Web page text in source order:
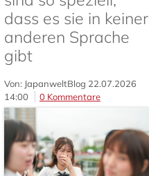
dass es sie in keiner
anderen Sprache
gibt
Von: JapanweltBlog 22.07.2026
14:00
0 Kommentare